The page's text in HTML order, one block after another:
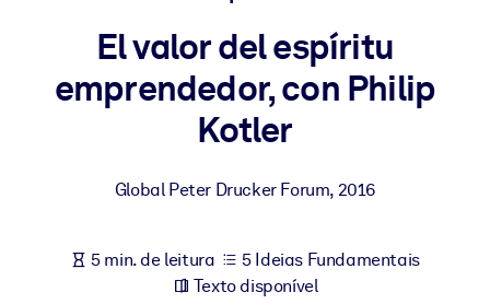
Para LMS/LXP
Leve conhecimento verificado e conciso para seu LMS/LXP para
Para bibliotecas corporativas
negócios confiável e pronto para uso.
El valor del espíritu
emprendedor, con Philip
Kotler
Global Peter Drucker Forum, 2016
5 min. de leitura
5 Ideias Fundamentais
Texto disponível